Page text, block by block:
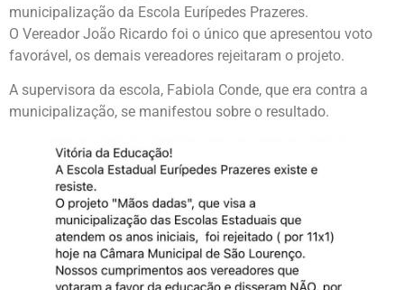
municipalização da Escola Eurípedes Prazeres.
O Vereador João Ricardo foi o único que apresentou voto
favorável, os demais vereadores rejeitaram o projeto.
A supervisora da escola, Fabiola Conde, que era contra a
municipalização, se manifestou sobre o resultado.